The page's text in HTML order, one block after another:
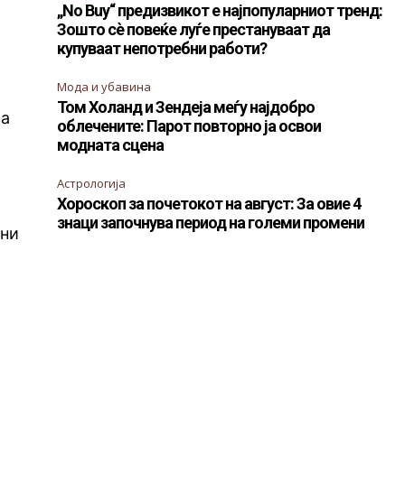
„No Buy“ предизвикот е најпопуларниот тренд:
Зошто сè повеќе луѓе престануваат да
купуваат непотребни работи?
Мода и убавина
Том Холанд и Зендеја меѓу најдобро
облечените: Парот повторно ја освои
модната сцена
Астрологија
Хороскоп за почетокот на август: За овие 4
знаци започнува период на големи промени